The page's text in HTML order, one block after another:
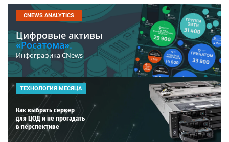
CNEWS ANALYTICS
Цифровые активы
«Росатома».
Инфографика CNews
ТЕХНОЛОГИЯ МЕСЯЦА
Как выбрать сервер
для ЦОД и не прогадать
в перспективе